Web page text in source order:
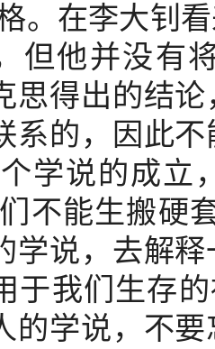
。在李大钊
但他并没有
思得出的结
系的，因此
学说的成立
不能生搬硬
学说，去解
于我们生存
的学说，不